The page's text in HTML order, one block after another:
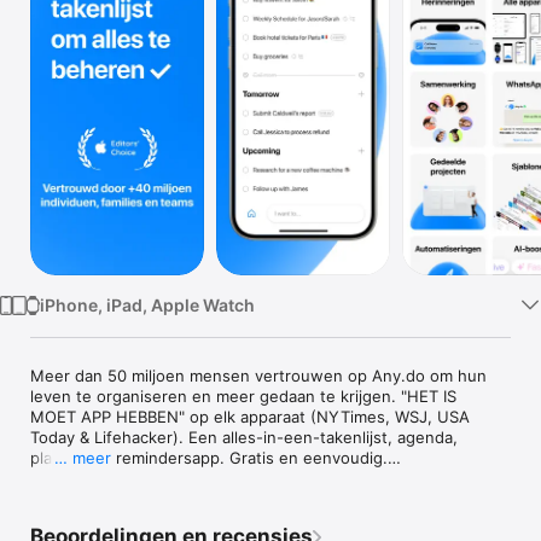
TV
iPhone, iPad, Apple Watch
Meer dan 50 miljoen mensen vertrouwen op Any.do om hun
leven te organiseren en meer gedaan te krijgen. "HET IS
MOET APP HEBBEN" op elk apparaat (NYTimes, WSJ, USA
Today & Lifehacker). Een alles-in-een-takenlijst, agenda,
planner en remindersapp. Gratis en eenvoudig.
… meer
Beoordelingen en recensies